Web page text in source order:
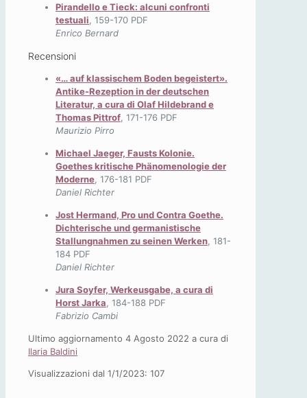
Pirandello e Tieck: alcuni confronti
testuali, 159-170 PDF
Enrico Bernard
Recensioni
«… auf klassischem Boden begeistert».
Antike-Rezeption in der deutschen
Literatur, a cura di Olaf Hildebrand e
Thomas Pittrof, 171-176 PDF
Maurizio Pirro
Michael Jaeger, Fausts Kolonie.
Goethes kritische Phänomenologie der
Moderne, 176-181 PDF
Daniel Richter
Jost Hermand, Pro und Contra Goethe.
Dichterische und germanistische
Stallungnahmen zu seinen Werken, 181-
184 PDF
Daniel Richter
Jura Soyfer, Werkeusgabe, a cura di
Horst Jarka, 184-188 PDF
Fabrizio Cambi
Ultimo aggiornamento 4 Agosto 2022 a cura di
Ilaria Baldini
Visualizzazioni dal 1/1/2023: 107